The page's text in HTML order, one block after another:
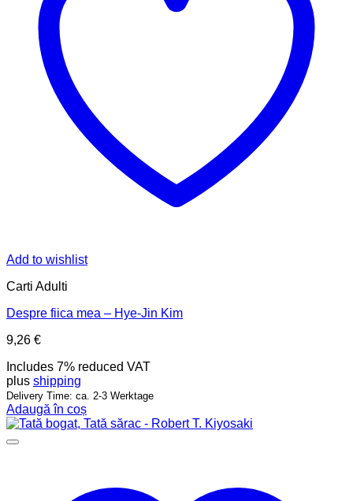
Add to wishlist
Carti Adulti
Despre fiica mea – Hye-Jin Kim
9,26 €
Includes 7% reduced VAT
plus shipping
Delivery Time: ca. 2-3 Werktage
Adaugă în coș